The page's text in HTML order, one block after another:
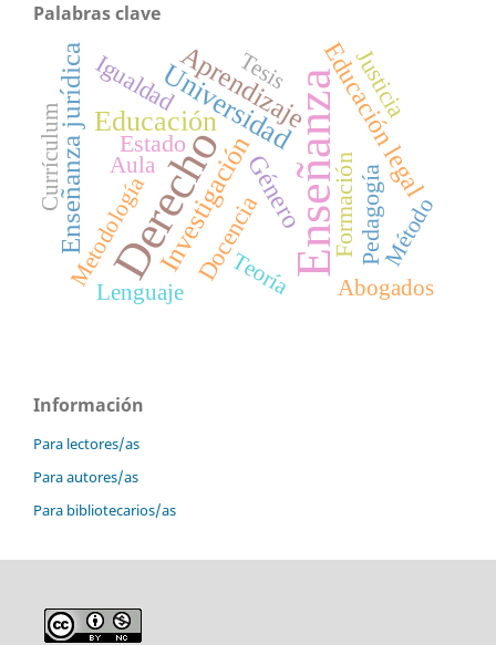
Palabras clave
Enseñanza
Derecho
EducaciónUniversidad
Enseñanza jurídica Investigación
AprendizajeEducación legal
Género Formación
Estado
Docencia Pedagogía
Justicia
Igualdad
Metodología
Tesis
Lenguaje
Currículum
Teoría Abogados
Aula
Método
Información
Para lectores/as
Para autores/as
Para bibliotecarios/as